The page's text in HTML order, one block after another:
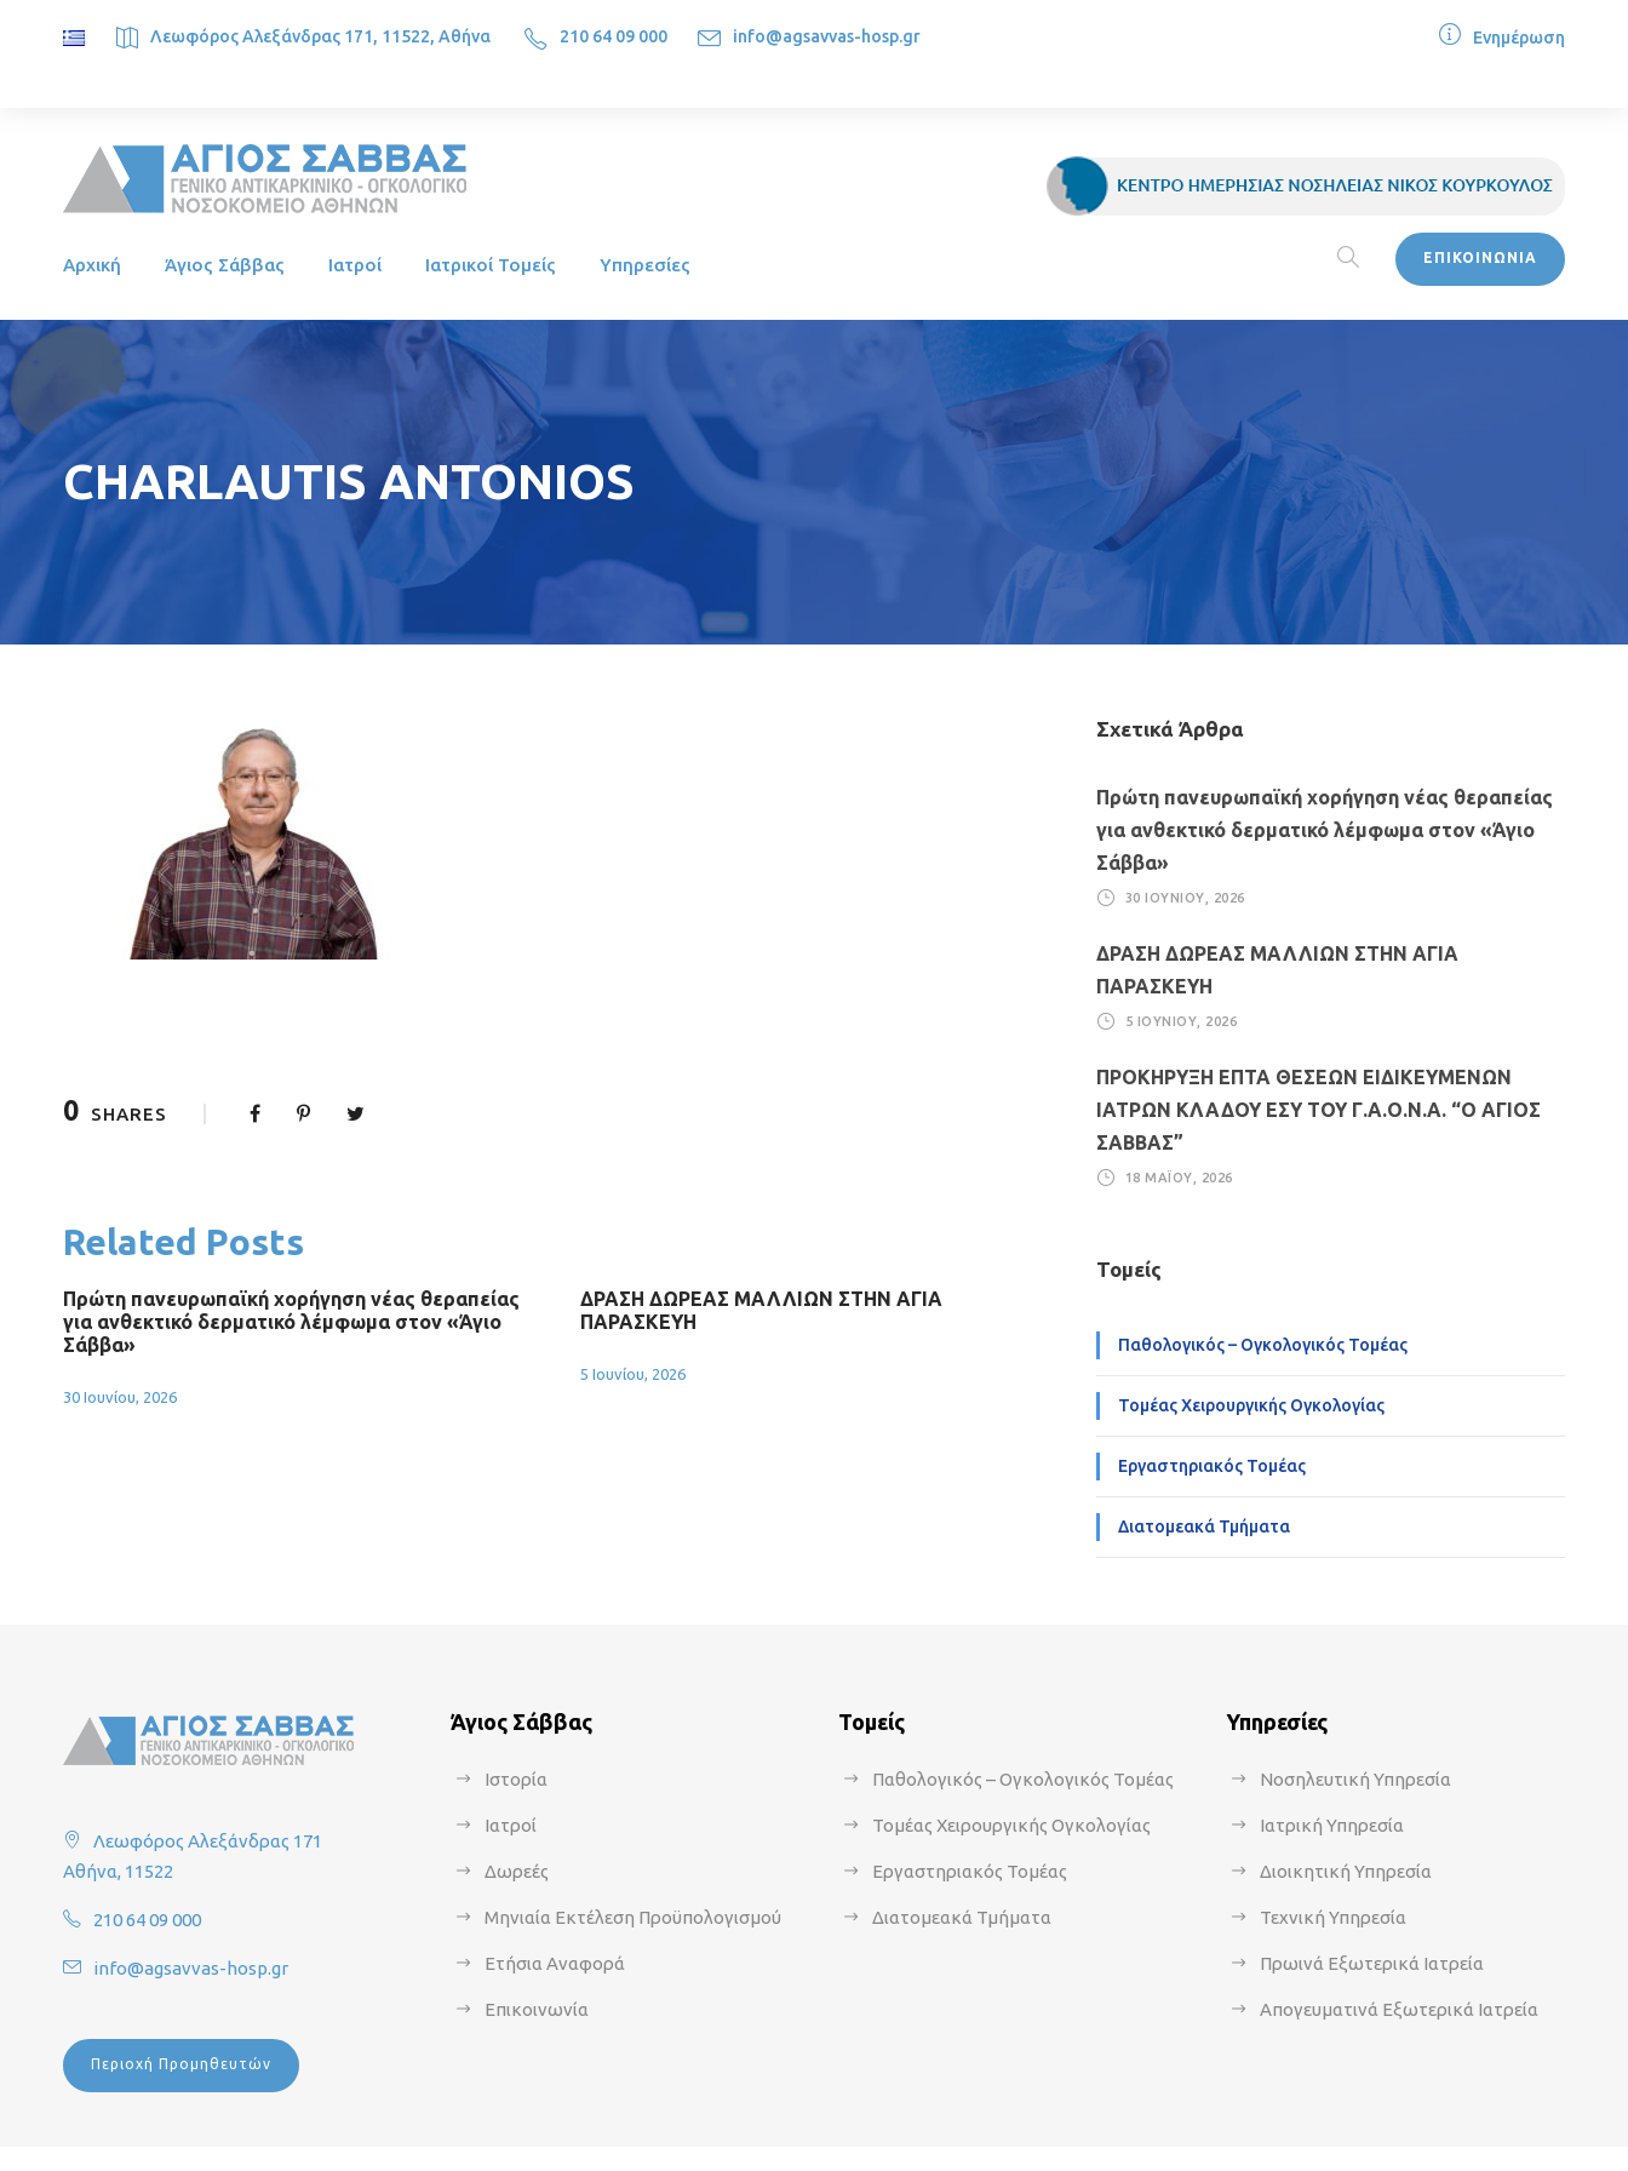
Λεωφόρος Αλεξάνδρας 171, 11522, Αθήνα 210 64 09 000 info@agsavvas-hosp.gr Ενημέρωση
Αρχική Άγιος Σάββας Ιατροί Ιατρικοί Τομείς Υπηρεσίες ΕΠΙΚΟΙΝΩΝΙΑ
CHARLAUTIS ANTONIOS
0 SHARES
Related Posts
Πρώτη πανευρωπαϊκή χορήγηση νέας θεραπείας
για ανθεκτικό δερματικό λέμφωμα στον «Άγιο
Σάββα»
30 Ιουνίου, 2026
ΔΡΑΣΗ ΔΩΡΕΑΣ ΜΑΛΛΙΩΝ ΣΤΗΝ ΑΓΙΑ
ΠΑΡΑΣΚΕΥΗ
5 Ιουνίου, 2026
Σχετικά Άρθρα
Πρώτη πανευρωπαϊκή χορήγηση νέας θεραπείας
για ανθεκτικό δερματικό λέμφωμα στον «Άγιο
Σάββα»
30 ΙΟΥΝΊΟΥ, 2026
ΔΡΑΣΗ ΔΩΡΕΑΣ ΜΑΛΛΙΩΝ ΣΤΗΝ ΑΓΙΑ
ΠΑΡΑΣΚΕΥΗ
5 ΙΟΥΝΊΟΥ, 2026
ΠΡΟΚΗΡΥΞΗ ΕΠΤΑ ΘΕΣΕΩΝ ΕΙΔΙΚΕΥΜΕΝΩΝ
ΙΑΤΡΩΝ ΚΛΑΔΟΥ ΕΣΥ ΤΟΥ Γ.Α.Ο.Ν.Α. “Ο ΑΓΙΟΣ
ΣΑΒΒΑΣ”
18 ΜΑΪ́ΟΥ, 2026
Τομείς
Παθολογικός – Ογκολογικός Τομέας
Τομέας Χειρουργικής Ογκολογίας
Εργαστηριακός Τομέας
Διατομεακά Τμήματα
Λεωφόρος Αλεξάνδρας 171
Αθήνα, 11522
210 64 09 000
info@agsavvas-hosp.gr
Περιοχή Προμηθευτών
Άγιος Σάββας
Ιστορία
Ιατροί
Δωρεές
Μηνιαία Εκτέλεση Προϋπολογισμού
Ετήσια Αναφορά
Επικοινωνία
Τομείς
Παθολογικός – Ογκολογικός Τομέας
Τομέας Χειρουργικής Ογκολογίας
Εργαστηριακός Τομέας
Διατομεακά Τμήματα
Υπηρεσίες
Νοσηλευτική Υπηρεσία
Ιατρική Υπηρεσία
Διοικητική Υπηρεσία
Τεχνική Υπηρεσία
Πρωινά Εξωτερικά Ιατρεία
Απογευματινά Εξωτερικά Ιατρεία